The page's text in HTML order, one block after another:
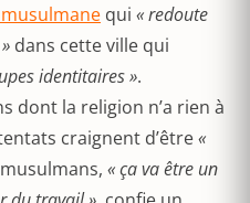
qui « redoute
dans cette ville qui
identitaires ».
dont la religion n’a rien à
craignent d’être«
« ça va être un